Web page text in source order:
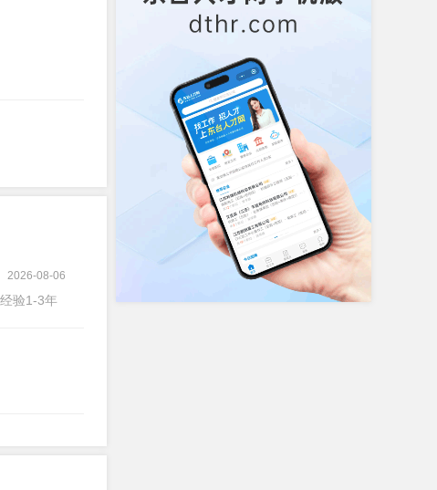
2026-08-06
验1-3年